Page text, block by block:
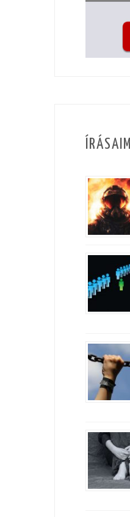
ÍRÁSAIM